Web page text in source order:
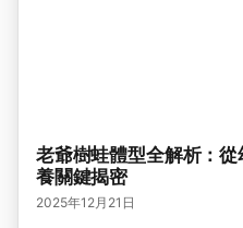
老爺樹蛙體型全解析：
養關鍵揭密
2025年12月21日